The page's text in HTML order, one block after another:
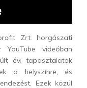
Zrt. horgászati
videóban
évi tapasztalatok
a helyszínre, és
Ezek közül